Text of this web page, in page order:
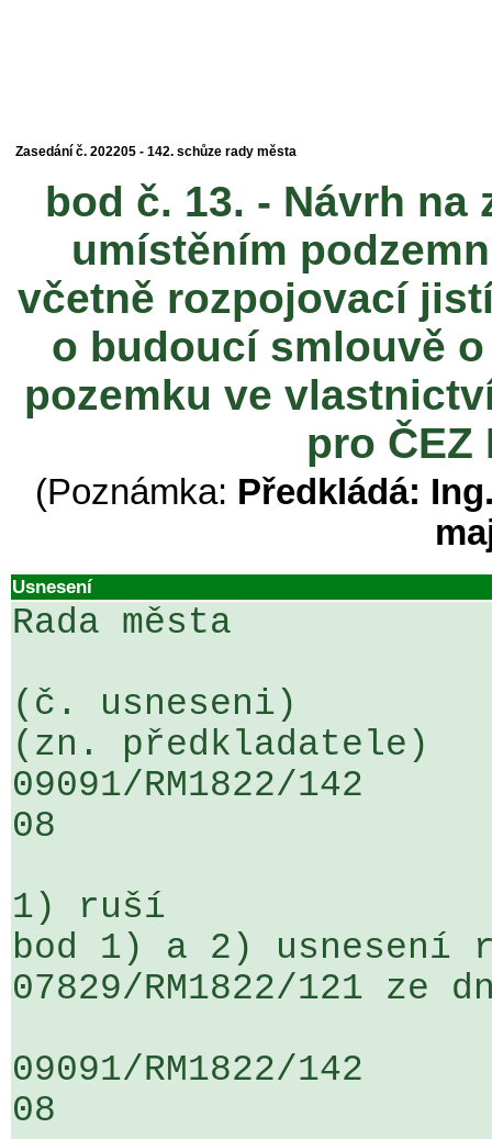
Zasedání č. 202205 - 142. schůze rady města
bod č. 13. - Návrh
umístěním
včetně rozpojovací
o budoucí smlouvě
pozemku ve
pro ČEZ
(Poznámka: Předkládá:
Usnesení
Rada města
(č. usneseni)
(zn. předkladatele)
09091/RM1822/
08
1) ruší
bod 1) a 2) usnesení
07829/RM1822/121 ze
09091/RM1822/
08